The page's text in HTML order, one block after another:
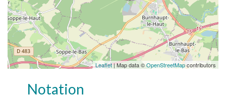
Leaflet| Map data ©OpenStreetMapcontributors
Notation